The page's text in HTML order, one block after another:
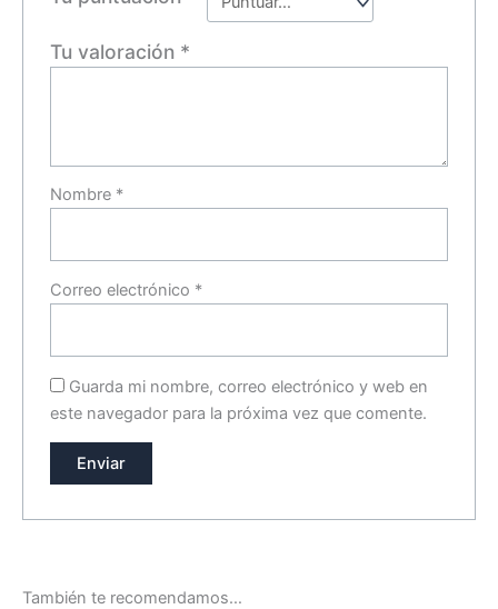
Tu valoración *
Nombre *
Correo electrónico *
Guarda mi nombre, correo electrónico y web en
este navegador para la próxima vez que comente.
También te recomendamos…